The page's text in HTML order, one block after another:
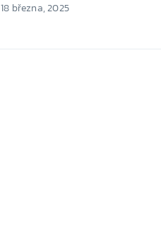
18 března, 2025